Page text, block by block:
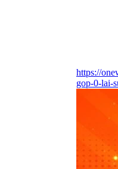
https://
gop-0-lai-